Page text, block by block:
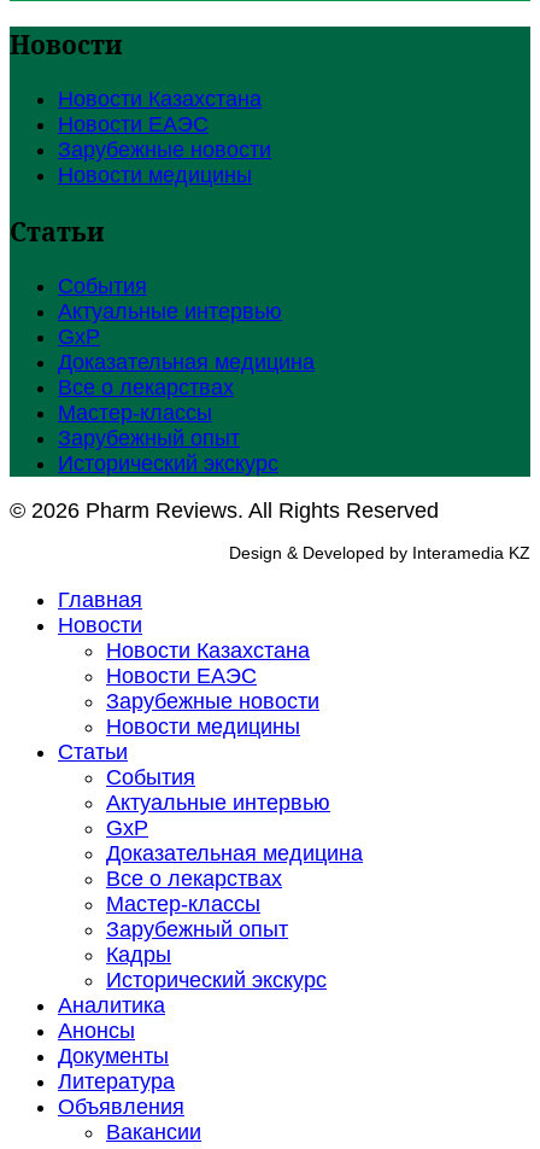
Новости
Новости Казахстана
Новости ЕАЭС
Зарубежные новости
Новости медицины
Статьи
События
Актуальные интервью
GxP
Доказательная медицина
Все о лекарствах
Мастер-классы
Зарубежный опыт
Исторический экскурс
© 2026 Pharm Reviews. All Rights Reserved
Design & Developed by Interamedia KZ
Главная
Новости
Новости Казахстана
Новости ЕАЭС
Зарубежные новости
Новости медицины
Статьи
События
Актуальные интервью
GxP
Доказательная медицина
Все о лекарствах
Мастер-классы
Зарубежный опыт
Кадры
Исторический экскурс
Аналитика
Анонсы
Документы
Литература
Объявления
Вакансии